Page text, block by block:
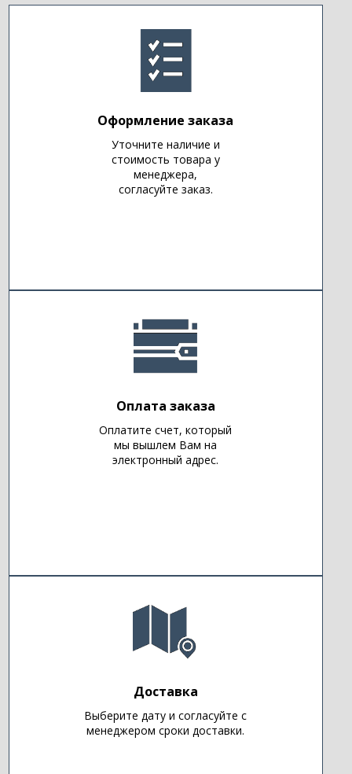
Оформление заказа
Уточните наличие и
стоимость товара у
менеджера,
согласуйте заказ.
Оплата заказа
Оплатите счет, который
мы вышлем Вам на
электронный адрес.
Доставка
Выберите дату и согласуйте с
менеджером сроки доставки.